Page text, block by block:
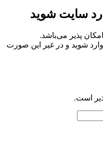
سایت شوید
پذیر می‌باشد.
شوید و در غیر این صورت
است.